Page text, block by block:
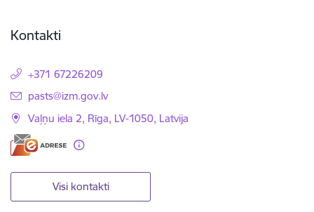
Kontakti
+371 67226209
E-pasts:
pasts@izm.gov.lv
Vaļņu iela 2, Rīga, LV-1050, Latvija
Visi kontakti